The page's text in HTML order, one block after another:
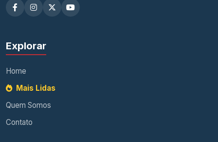
Explorar
Home
Mais Lidas
Quem Somos
Contato